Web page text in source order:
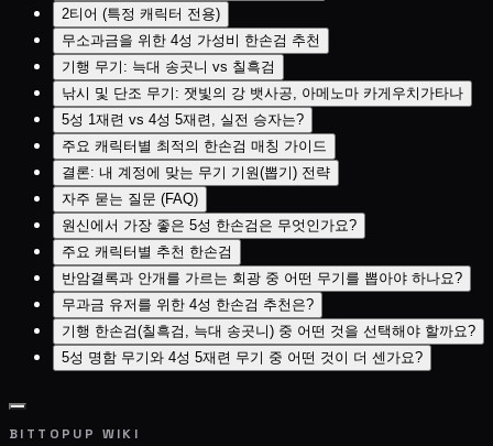
2티어 (특정 캐릭터 전용)
무소과금을 위한 4성 가성비 한손검 추천
기행 무기: 늑대 송곳니 vs 칠흑검
낚시 및 단조 무기: 잿빛의 강 뱃사공, 아메노마 카게우치가타나
5성 1재련 vs 4성 5재련, 실전 승자는?
주요 캐릭터별 최적의 한손검 매칭 가이드
결론: 내 계정에 맞는 무기 기원(뽑기) 전략
자주 묻는 질문 (FAQ)
원신에서 가장 좋은 5성 한손검은 무엇인가요?
주요 캐릭터별 추천 한손검
반암결록과 안개를 가르는 회광 중 어떤 무기를 뽑아야 하나요?
무과금 유저를 위한 4성 한손검 추천은?
기행 한손검(칠흑검, 늑대 송곳니) 중 어떤 것을 선택해야 할까요?
5성 명함 무기와 4성 5재련 무기 중 어떤 것이 더 센가요?
BITTOPUP WIKI